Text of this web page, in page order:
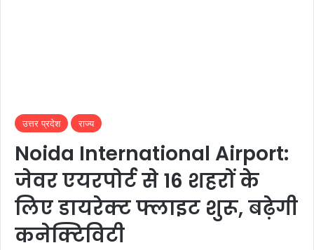
उत्तर प्रदेश राज्य
Noida International Airport:
जेवर एयरपोर्ट से 16 शहरों के
लिए डायरेक्ट फ्लाइट शुरू, बढ़ेगी
कनेक्टिविटी